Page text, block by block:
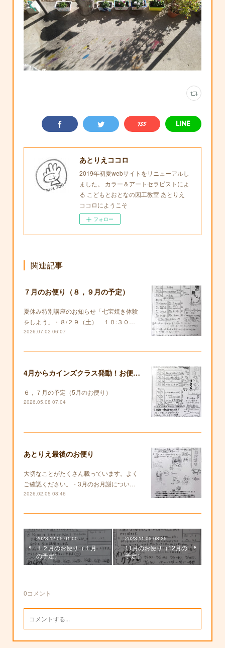
あとりえココロ
2019年初夏webサイトをリニューアルし
ました。 カラー＆アートセラピストによ
る こどもとおとなの図工教室 あとりえ
ココロにようこそ
フォロー
関連記事
７月のお便り（８，９月の予定）
夏休み特別講座のお知らせ「七宝焼き体験
をしよう」・８/２９（土） １０:３０…
2026.07.02 06:07
4月からカインズクラス発動！お便りも復活します！
６，７月の予定（5月のお便り）
2026.05.08 07:04
あとりえ最後のお便り
大切なことがたくさん載っています。よく
ご確認ください。・3月のお月謝につい…
2026.02.05 08:46
2023.12.05 01:00
１２月のお便り（１月
の予定）
2023.11.05 08:25
11月のお便り（12月の
予定）
0コメント